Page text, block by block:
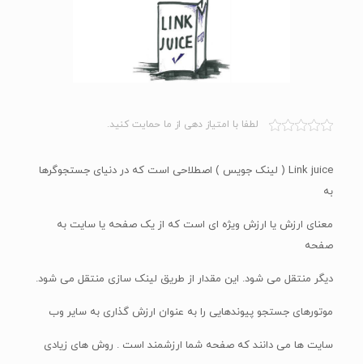
لطفا با امتیاز دهی از ما حمایت کنید.
Link juice ( لینک جویس ) اصطلاحی است که در دنیای جستجوگرها
به
معنای ارزش یا ارزش ویژه ای است که از یک صفحه یا سایت به
صفحه
دیگر منتقل می شود. این مقدار از طریق لینک سازی منتقل می شود.
موتورهای جستجو پیوندهایی را به عنوان ارزش گذاری به سایر وب
سایت ها می دانند که صفحه شما ارزشمند است . روش های زیادی